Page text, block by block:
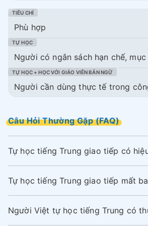
Phù hợp
Người có ngân sách hạn chế,
Người cần dùng thực tế trong
Câu Hỏi Thường Gặp (FAQ)
Tự học tiếng Trung giao tiếp có
Tự học tiếng Trung giao tiếp mất
Người Việt tự học tiếng Trung có